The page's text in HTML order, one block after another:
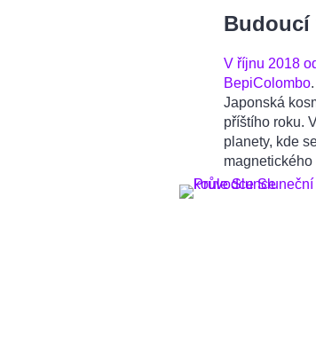
Budoucí
V říjnu 2018
BepiColombo
Japonská
příštího roku.
planety, kde